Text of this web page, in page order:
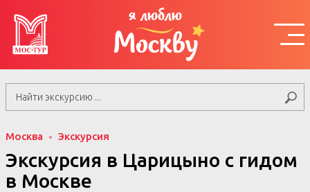
я люблю
Москву
Москва Экскурсия
Экскурсия в Царицыно с гидом
в Москве